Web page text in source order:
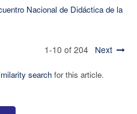
Nacional de Didáctica de la
1-10 of 204 Next
searchfor this article.